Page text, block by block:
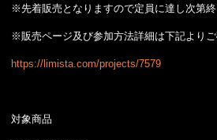
※先着販売となりますので定員に達し次第終
※販売ページ及び参加方法詳細は下記よりご
https://limista.com/projects/7579
対象商品